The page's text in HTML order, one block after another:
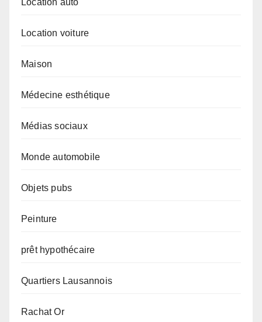
Location voiture
Maison
Médecine esthétique
Médias sociaux
Monde automobile
Objets pubs
Peinture
prêt hypothécaire
Quartiers Lausannois
Rachat Or